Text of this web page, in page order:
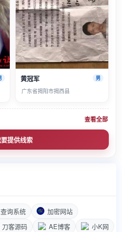
黄冠军 男
广东省揭阳市揭西县
查看全部
提供线索
询系统
加密网站
刀客源码 AE博客 小K网